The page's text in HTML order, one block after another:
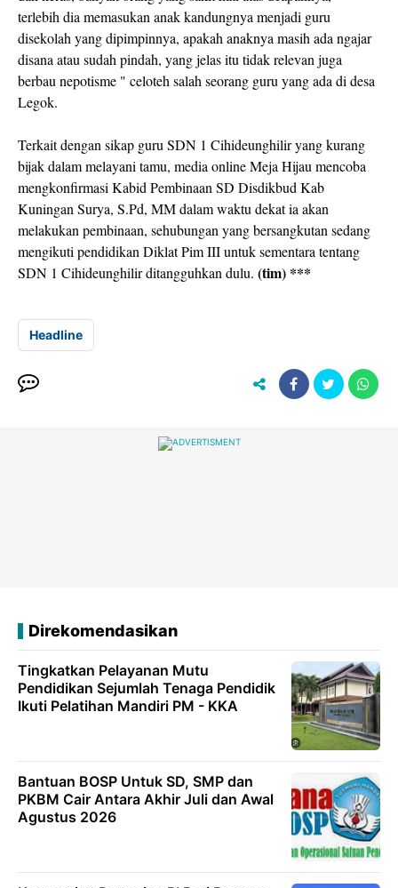
terlebih dia memasukan anak kandungnya menjadi guru
disekolah yang dipimpinnya, apakah anaknya masih ada ngajar
disana atau sudah pindah, yang jelas itu tidak relevan juga
berbau nepotisme " celoteh salah seorang guru yang ada di desa
Legok.
Terkait dengan sikap guru SDN 1 Cihideunghilir yang kurang
bijak dalam melayani tamu, media online Meja Hijau mencoba
mengkonfirmasi Kabid Pembinaan SD Disdikbud Kab
Kuningan Surya, S.Pd, MM dalam waktu dekat ia akan
melakukan pembinaan, sehubungan yang bersangkutan sedang
mengikuti pendidikan Diklat Pim III untuk sementara tentang
SDN 1 Cihideunghilir ditangguhkan dulu. (tim) ***
Headline
Direkomendasikan
Tingkatkan Pelayanan Mutu
Pendidikan Sejumlah Tenaga Pendidik
Ikuti Pelatihan Mandiri PM - KKA
Bantuan BOSP Untuk SD, SMP dan
PKBM Cair Antara Akhir Juli dan Awal
Agustus 2026